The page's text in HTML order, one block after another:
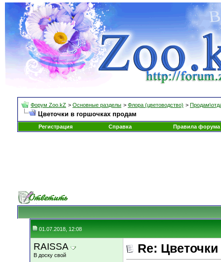
Форум Zoo.kZ > Основные разделы > Флора (цветоводство) >
Цветочки в горшочках продам
Регистрация Справка Правила форума
01.07.2018, 12:08
RAISSA
В доску свой Re: